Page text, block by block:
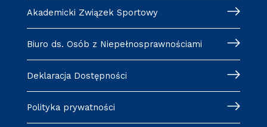
Akademicki Związek Sportowy
Biuro ds. Osób z Niepełnosprawnościami
Deklaracja Dostępności
Polityka prywatności